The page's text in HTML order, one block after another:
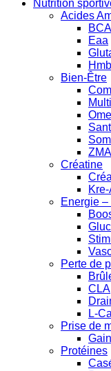
Nutrition
Acides
Eaa
Hmb
Bien-Être
ZMA
Créatine
Energie
Perte de
CLA
L-
Prise de
Protéines